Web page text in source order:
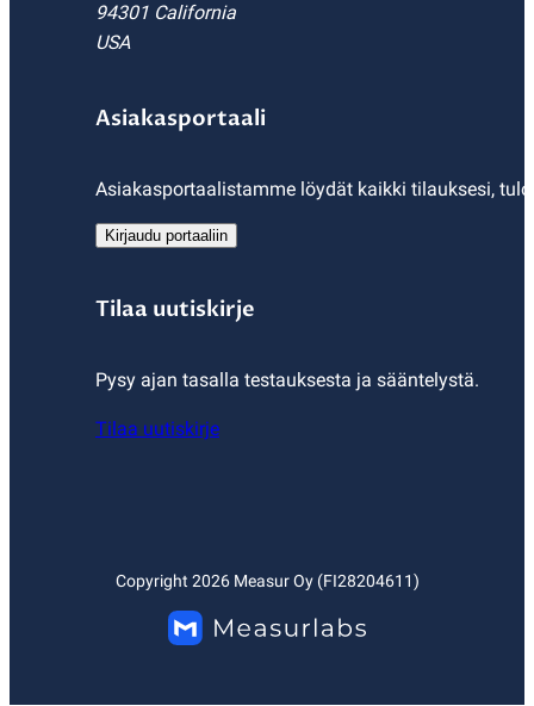
94301 California
USA
Asiakasportaali
Asiakasportaalistamme löydät kaikki tilauksesi,
Kirjaudu portaaliin
Tilaa uutiskirje
Pysy ajan tasalla testauksesta ja sääntelystä.
Tilaa uutiskirje
Copyright 2026Measur Oy (FI28204611)